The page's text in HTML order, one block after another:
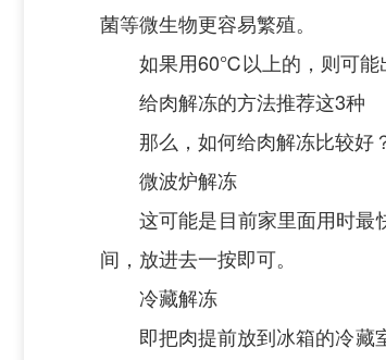
菌等微生物更容易繁殖。
如果用60℃以上的，则可能
给肉解冻的方法推荐这3种
那么，如何给肉解冻比较好
微波炉解冻
这可能是目前家里面用时
间，放进去一按即可。
冷藏解冻
即把肉提前放到冰箱的冷